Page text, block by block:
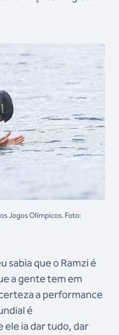
Jogos Olímpicos. Foto:
sabia que o Ramzi é
a gente tem em
a performance
é
ele ia dar tudo, dar